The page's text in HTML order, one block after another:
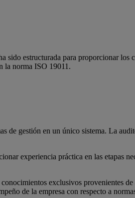
estructurada para proporcionar los
la norma ISO 19011.
de gestión en un único sistema. La
experiencia práctica en las etapas
exclusivos provenientes
de la empresa con respecto a